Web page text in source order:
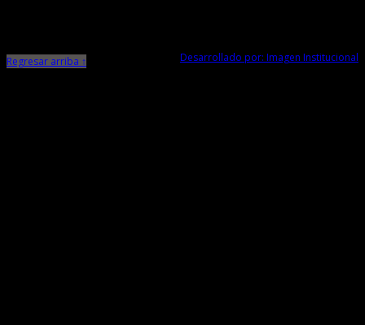
Desarrollado por: Imagen Institucional
Regresar arriba ↑